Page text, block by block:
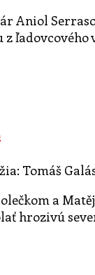
Aniol
Tomáš
a
hrozivú